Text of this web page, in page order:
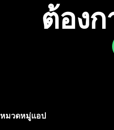
ต้อง
หมวดหมู่แอป